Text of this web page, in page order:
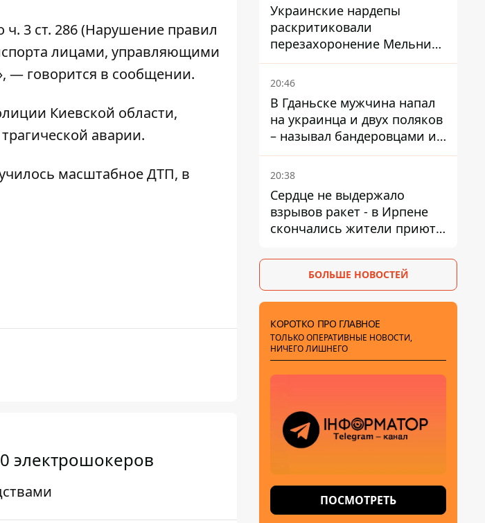
3 ст. 286 (Нарушение правил
лицами, управляющими
— говорится в сообщении.
Киевской области,
аварии.
масштабное ДТП, в
электрошокеров
Украинские нардепы
раскритиковали
перезахоронение Мельника
из-за риска
дипломатической изоляции
20:46
В Гданьске мужчина напал
на украинца и двух поляков
– называл бандеровцами и
вел себя агрессивно
20:38
Сердце не выдержало
взрывов ракет - в Ирпене
скончались жители приюта
БОЛЬШЕ НОВОСТЕЙ
КОРОТКО ПРО ГЛАВНОЕ
ТОЛЬКО ОПЕРАТИВНЫЕ НОВОСТИ,
НИЧЕГО ЛИШНЕГО
ПОСМОТРЕТЬ